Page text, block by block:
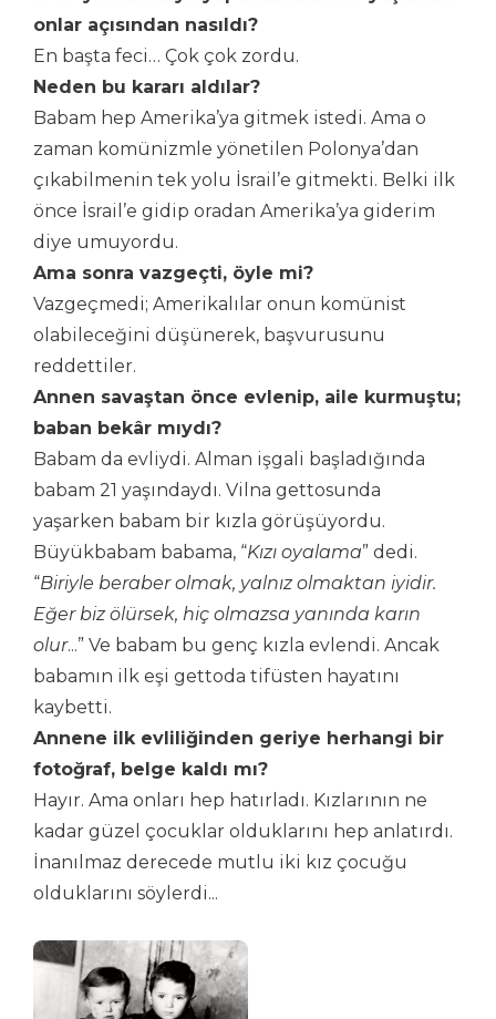
onlar açısından nasıldı?
En başta feci… Çok çok zordu.
Neden bu kararı aldılar?
Babam hep Amerika’ya gitmek istedi. Ama o
zaman komünizmle yönetilen Polonya’dan
çıkabilmenin tek yolu İsrail’e gitmekti. Belki ilk
önce İsrail’e gidip oradan Amerika’ya giderim
diye umuyordu.
Ama sonra vazgeçti, öyle mi?
Vazgeçmedi; Amerikalılar onun komünist
olabileceğini düşünerek, başvurusunu
reddettiler.
Annen savaştan önce evlenip, aile kurmuştu;
baban bekâr mıydı?
Babam da evliydi. Alman işgali başladığında
babam 21 yaşındaydı. Vilna gettosunda
yaşarken babam bir kızla görüşüyordu.
Büyükbabam babama, “Kızı oyalama” dedi.
“Biriyle beraber olmak, yalnız olmaktan iyidir.
Eğer biz ölürsek, hiç olmazsa yanında karın
olur...” Ve babam bu genç kızla evlendi. Ancak
babamın ilk eşi gettoda tifüsten hayatını
kaybetti.
Annene ilk evliliğinden geriye herhangi bir
fotoğraf, belge kaldı mı?
Hayır. Ama onları hep hatırladı. Kızlarının ne
kadar güzel çocuklar olduklarını hep anlatırdı.
İnanılmaz derecede mutlu iki kız çocuğu
olduklarını söylerdi...